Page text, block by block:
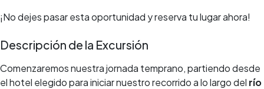
¡No dejes pasar esta oportunidad y reserva tu lugar ahora!
Descripción de la Excursión
Comenzaremos nuestra jornada temprano, partiendo desde
el hotel elegido para iniciar nuestro recorrido a lo largo del río